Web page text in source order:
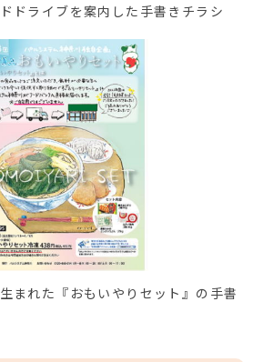
を案内した手書きチラシ
れた『おもいやりセット』の手書